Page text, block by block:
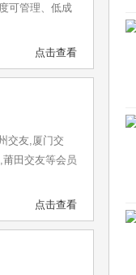
可管理、低成
点击查看
交友,厦门交
田交友等会员
点击查看